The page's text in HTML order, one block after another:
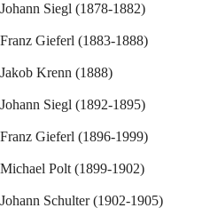
Johann Siegl (1878-1882)
Franz Gieferl (1883-1888)
Jakob Krenn (1888)
Johann Siegl (1892-1895)
Franz Gieferl (1896-1999)
Michael Polt (1899-1902)
Johann Schulter (1902-1905)